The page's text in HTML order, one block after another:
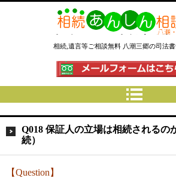
相続あんしん相談室八潮
続手続 名義変更 遺言な
の司法書士法人ひびき
相続,遺言等ご相談無料 八潮三郷の司法
Q018 保証人の立場は相続されるの
続）
【Question】